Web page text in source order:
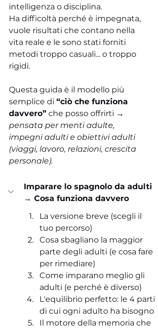
intelligenza o disciplina.
Ha difficoltà perché è impegnata,
vuole risultati che contano nella
vita reale e le sono stati forniti
metodi troppo casuali... o troppo
rigidi.
Questa guida è il modello più
semplice di “ciò che funziona
davvero” che posso offrirti →
pensata per menti adulte,
impegni adulti e obiettivi adulti
(viaggi, lavoro, relazioni, crescita
personale).
Imparare lo spagnolo da adulti
→ Cosa funziona davvero
La versione breve (scegli il
tuo percorso)
Cosa sbagliano la maggior
parte degli adulti (e cosa fare
per rimediare)
Come imparano meglio gli
adulti (e perché è diverso)
L'equilibrio perfetto: le 4 parti
di cui ogni adulto ha bisogno
Il motore della memoria che